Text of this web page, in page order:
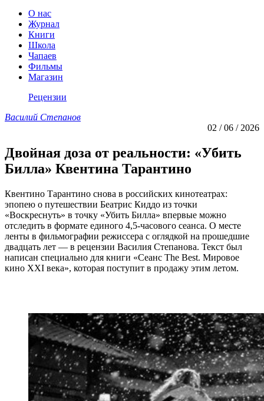
О нас
Журнал
Книги
Школа
Чапаев
Фильмы
Магазин
Рецензии
Василий Степанов
02 / 06 / 2026
Двойная доза от реальности: «Убить
Билла» Квентина Тарантино
Квентино Тарантино снова в российских кинотеатрах:
эпопею о путешествии Беатрис Киддо из точки
«Воскреснуть» в точку «Убить Билла» впервые можно
отследить в формате единого 4,5-часового сеанса. О месте
ленты в фильмографии режиссера с оглядкой на прошедшие
двадцать лет — в рецензии Василия Степанова. Текст был
написан специально для книги «Сеанс The Best. Мировое
кино XXI века», которая поступит в продажу этим летом.